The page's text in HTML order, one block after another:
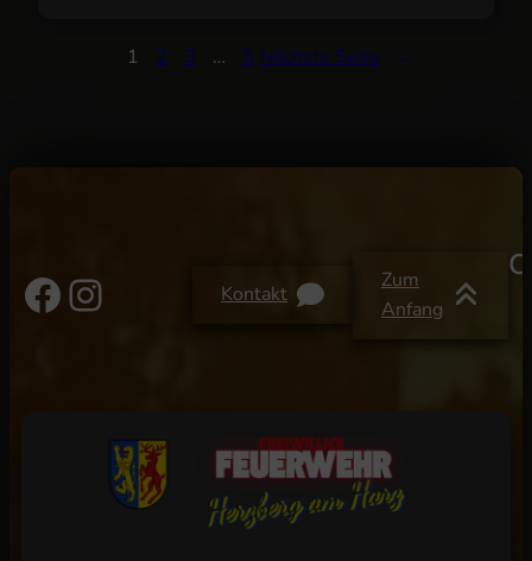
1 2 3 … 5 Nächste Seite →
Facebook Instagram Kontakt
Zum
Anfang